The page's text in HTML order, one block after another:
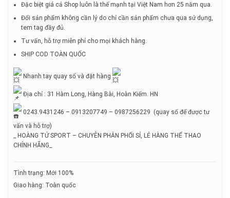
Đặc biệt giá cả Shop luôn là thế mạnh tại Việt Nam hơn 25 năm qua.
Đổi sản phẩm không cần lý do chỉ cần sản phẩm chưa qua sử dụng,
tem tag đầy đủ.
Tư vấn, hỗ trợ miễn phí cho mọi khách hàng.
SHIP COD TOÀN QUỐC
Nhanh tay quay số và đặt hàng
Địa chỉ : 31 Hàm Long, Hàng Bài, Hoàn Kiếm. HN
0243.9431246 – 0913207749 – 0987256229 (quay số để được tư
vấn và hỗ trợ)
_ HOÀNG TỬ SPORT – CHUYÊN PHÂN PHỐI SỈ, LẺ HÀNG THỂ THAO
CHÍNH HÃNG_
Tình trạng: Mới 100%
Giao hàng: Toàn quốc